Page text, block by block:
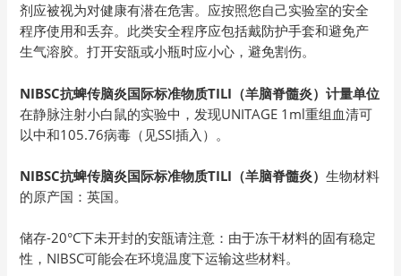
剂应被视为对健康有潜在危害。应按照您自己实验室的安全
程序使用和丢弃。此类安全程序应包括戴防护手套和避免产
生气溶胶。打开安瓿或小瓶时应小心，避免割伤。
NIBSC抗蜱传脑炎国际标准物质TILI（羊脑脊髓炎）计量单位
在静脉注射小白鼠的实验中，发现UNITAGE 1ml重组血清可
以中和105.76病毒（见SSI插入）。
NIBSC抗蜱传脑炎国际标准物质TILI（羊脑脊髓炎）生物材料
的原产国：英国。
储存-20°C下未开封的安瓿请注意：由于冻干材料的固有稳定
性，NIBSC可能会在环境温度下运输这些材料。